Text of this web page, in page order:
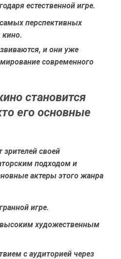
естественной игре.
перспективных
и они уже
современного
становится
его основные
своей
подходом и
актеры этого жанра
игре.
высоким художественным
с аудиторией через